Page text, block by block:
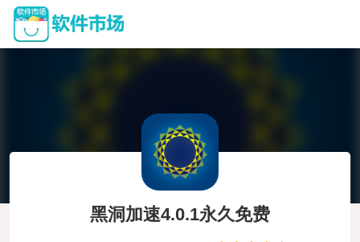
黑洞加速4.0.1永久免费